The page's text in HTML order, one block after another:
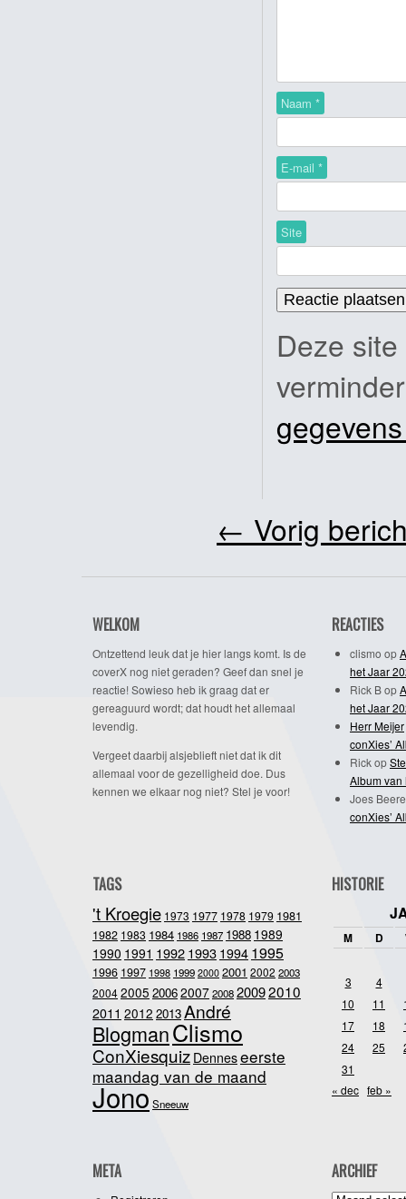
Naam *
E-mail *
Site
Deze
← Vorig
WELKOM
Ontzettend leuk dat je hier langs komt. Is de
coverX nog niet geraden? Geef dan snel je
reactie! Sowieso heb ik graag dat er
gereaguurd wordt; dat houdt het allemaal
levendig.
Vergeet daarbij alsjeblieft niet dat ik dit
allemaal voor de gezelligheid doe. Dus
kennen we elkaar nog niet? Stel je voor!
REACTIES
clismo op
het Jaar
Rick Bop
het Jaar
Herr Meijer
conXies’
Rickop
Album van
Joes
conXies’
TAGS
't Kroegie 1973 1977 1978 1979 1981
1982 1983 1984 1986 1987 1988 1989
1990 1991 19921993 1994 1995
1996 1997 1998 1999 2000 2001 2002 2003
20042005 20062007200820092010
2011 2012 2013André
BlogmanClismo
ConXiesquiz Denneseerste
maandag van de maand
JonoSneeuw
HISTORIE
M D
3
4
10
11
17
18
24
25
31
« dec feb »
META ARCHIEF